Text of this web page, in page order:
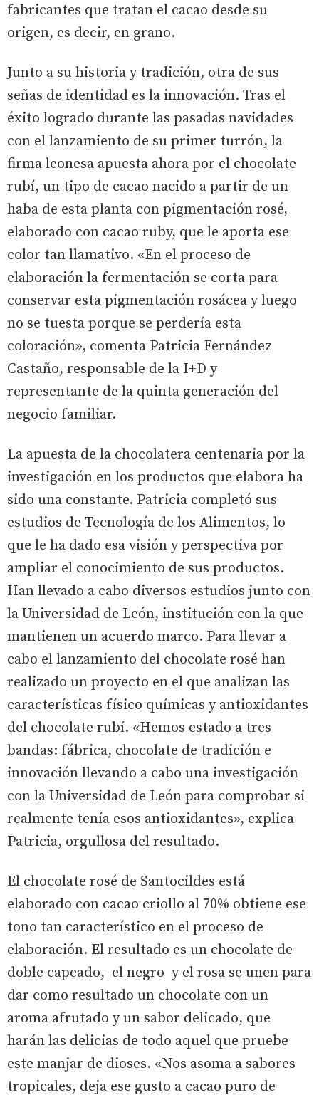
fabricantes que tratan el cacao desde su
origen, es decir, en grano.
Junto a su historia y tradición, otra de sus
señas de identidad es la innovación. Tras el
éxito logrado durante las pasadas navidades
con el lanzamiento de su primer turrón, la
firma leonesa apuesta ahora por el chocolate
rubí, un tipo de cacao nacido a partir de un
haba de esta planta con pigmentación rosé,
elaborado con cacao ruby, que le aporta ese
color tan llamativo. «En el proceso de
elaboración la fermentación se corta para
conservar esta pigmentación rosácea y luego
no se tuesta porque se perdería esta
coloración», comenta Patricia Fernández
Castaño, responsable de la I+D y
representante de la quinta generación del
negocio familiar.
La apuesta de la chocolatera centenaria por la
investigación en los productos que elabora ha
sido una constante. Patricia completó sus
estudios de Tecnología de los Alimentos, lo
que le ha dado esa visión y perspectiva por
ampliar el conocimiento de sus productos.
Han llevado a cabo diversos estudios junto con
la Universidad de León, institución con la que
mantienen un acuerdo marco. Para llevar a
cabo el lanzamiento del chocolate rosé han
realizado un proyecto en el que analizan las
características físico químicas y antioxidantes
del chocolate rubí. «Hemos estado a tres
bandas: fábrica, chocolate de tradición e
innovación llevando a cabo una investigación
con la Universidad de León para comprobar si
realmente tenía esos antioxidantes», explica
Patricia, orgullosa del resultado.
El chocolate rosé de Santocildes está
elaborado con cacao criollo al 70% obtiene ese
tono tan característico en el proceso de
elaboración. El resultado es un chocolate de
doble capeado, el negro y el rosa se unen para
dar como resultado un chocolate con un
aroma afrutado y un sabor delicado, que
harán las delicias de todo aquel que pruebe
este manjar de dioses. «Nos asoma a sabores
tropicales, deja ese gusto a cacao puro de